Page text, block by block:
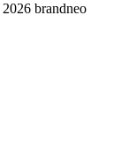
2026 brandneo